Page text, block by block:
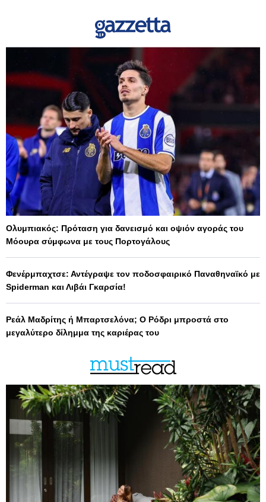
Ολυμπιακός: Πρόταση για δανεισμό και οψιόν αγοράς του
Μόουρα σύμφωνα με τους Πορτογάλους
Φενέρμπαχτσε: Αντέγραψε τον ποδοσφαιρικό Παναθηναϊκό με
Spiderman και Λιβάι Γκαρσία!
Ρεάλ Μαδρίτης ή Μπαρτσελόνα; Ο Ρόδρι μπροστά στο
μεγαλύτερο δίλημμα της καριέρας του